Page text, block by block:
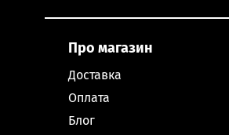
Про магазин
Доставка
Оплата
Блог